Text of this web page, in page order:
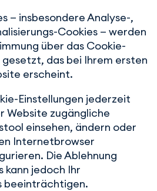
— insbesondere Analyse-,
Cookies — werden
über das Cookie-
das bei Ihrem ersten
erscheint.
Einstellungen jederzeit
Website zugängliche
einsehen, ändern oder
Internetbrowser
Die Ablehnung
kann jedoch Ihr
beeinträchtigen.